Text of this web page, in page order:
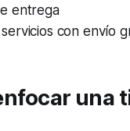
entrega
con envío
una